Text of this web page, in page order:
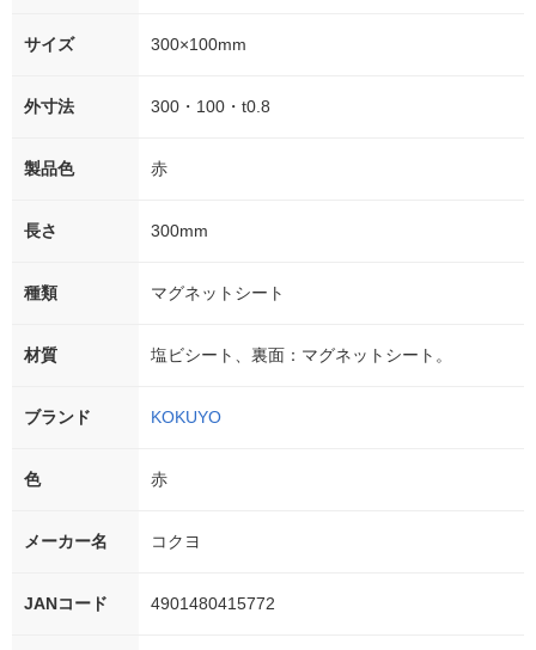
サイズ 300×100mm
外寸法 300・100・t0.8
製品色 赤
長さ 300mm
種類 マグネットシート
材質 塩ビシート、裏面：マグネットシート。
ブランド KOKUYO
色 赤
メーカー名 コクヨ
JANコード 4901480415772